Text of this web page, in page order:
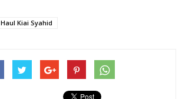
Haul Kiai Syahid